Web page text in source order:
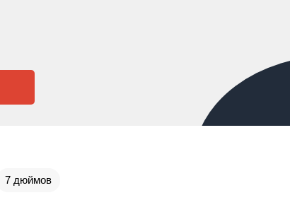
7 дюймов